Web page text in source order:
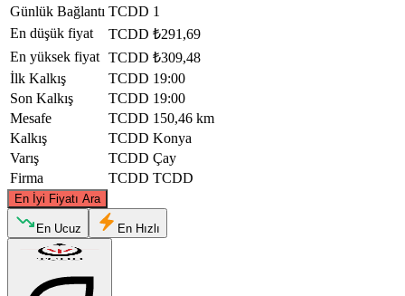
Günlük Bağlantı TCDD 1
En düşük fiyat
TCDD ₺291,69
En yüksek fiyat TCDD ₺309,48
İlk Kalkış
TCDD 19:00
Son Kalkış
TCDD 19:00
Mesafe
TCDD 150,46 km
Kalkış
TCDD Konya
Varış
TCDD Çay
Firma
TCDD TCDD
En İyi Fiyatı Ara
Cay
En Ucuz En Hızlı